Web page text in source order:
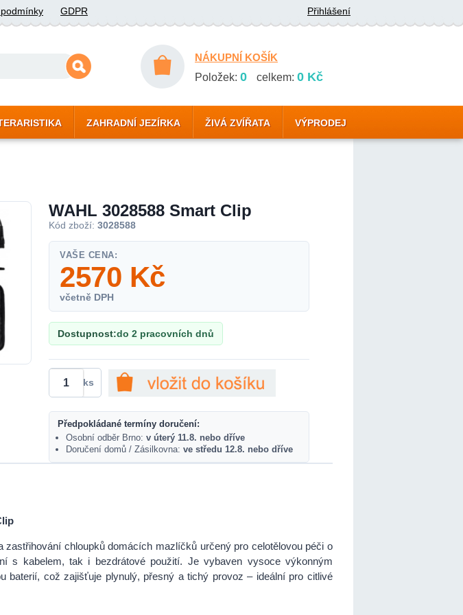
GDPR Přihlášení
NÁKUPNÍ KOŠÍK
Položek: 0 celkem: 0 Kč
ZAHRADNÍ JEZÍRKA ŽIVÁ ZVÍŘATA VÝPRODEJ
WAHL 3028588 Smart Clip
Kód zboží: 3028588
VAŠE CENA:
2570 Kč
včetně DPH
Dostupnost:do 2 pracovních dnů
ks
Předpokládané termíny doručení:
Osobní odběr Brno: v úterý 11.8. nebo dříve
Doručení domů / Zásilkovna: ve středu 12.8. nebo dříve
zastřihování chloupků domácích mazlíčků určený pro celotělovou péči o
s kabelem, tak i bezdrátové použití. Je vybaven vysoce výkonným
baterií, což zajišťuje plynulý, přesný a tichý provoz – ideální pro citlivé